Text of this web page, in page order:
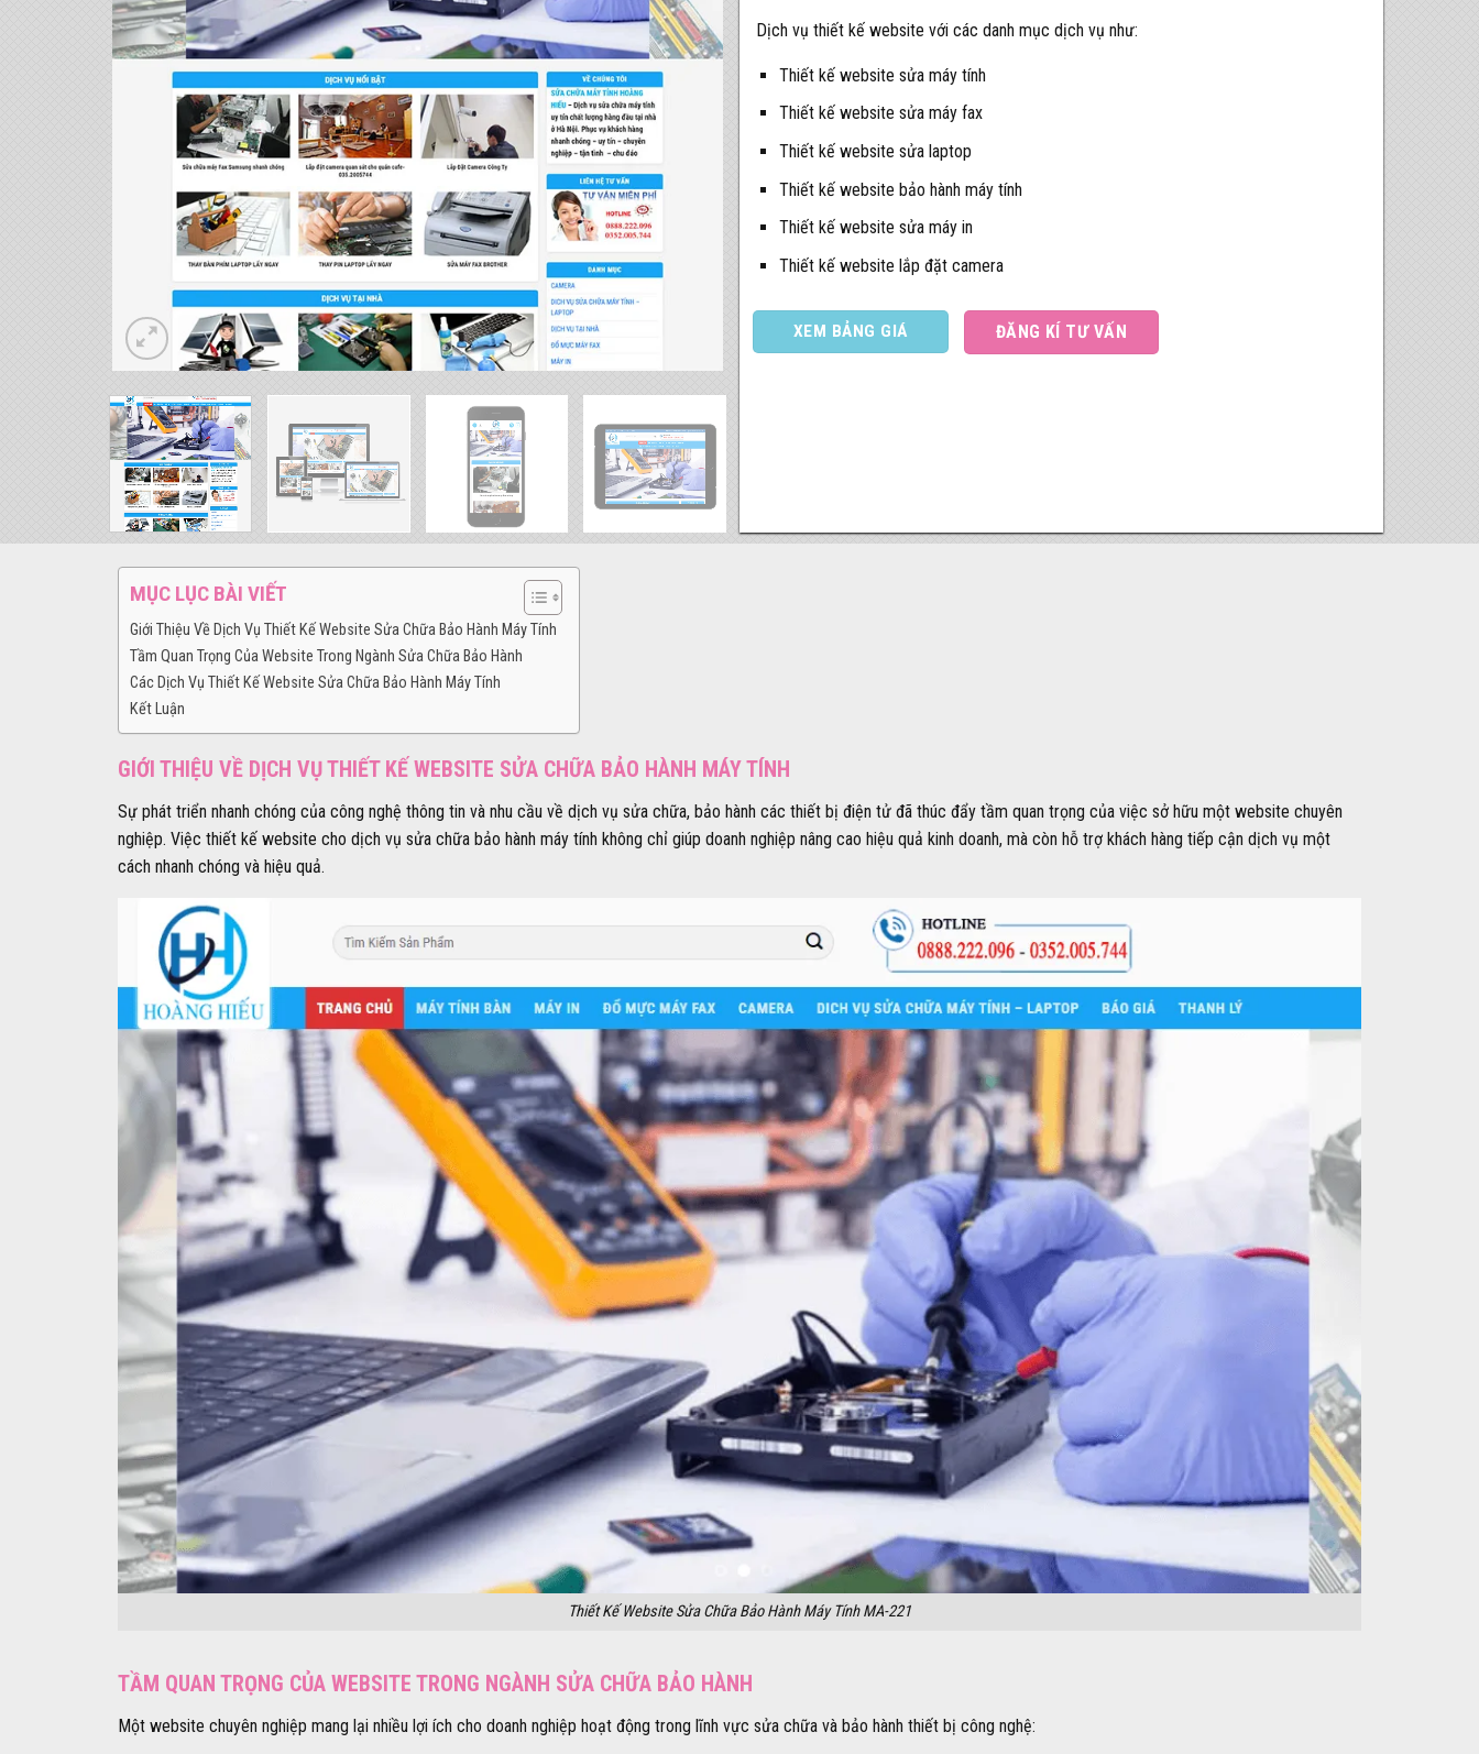
Dịch vụ thiết kế website với các danh mục dịch vụ như:
Thiết kế website sửa máy tính
Thiết kế website sửa máy fax
Thiết kế website sửa laptop
Thiết kế website bảo hành máy tính
Thiết kế website sửa máy in
Thiết kế website lắp đặt camera
XEM BẢNG GIÁ ĐĂNG KÍ TƯ VẤN
MỤC LỤC BÀI VIẾT
Giới Thiệu Về Dịch Vụ Thiết Kế Website Sửa Chữa Bảo Hành Máy Tính
Tầm Quan Trọng Của Website Trong Ngành Sửa Chữa Bảo Hành
Các Dịch Vụ Thiết Kế Website Sửa Chữa Bảo Hành Máy Tính
Kết Luận
GIỚI THIỆU VỀ DỊCH VỤ THIẾT KẾ WEBSITE SỬA CHỮA BẢO HÀNH MÁY TÍNH
Sự phát triển nhanh chóng của công nghệ thông tin và nhu cầu về dịch vụ sửa chữa, bảo hành các thiết bị điện tử đã thúc đẩy tầm quan trọng của việc sở hữu một website chuyên
nghiệp. Việc thiết kế website cho dịch vụ sửa chữa bảo hành máy tính không chỉ giúp doanh nghiệp nâng cao hiệu quả kinh doanh, mà còn hỗ trợ khách hàng tiếp cận dịch vụ một
cách nhanh chóng và hiệu quả.
Thiết Kế Website Sửa Chữa Bảo Hành Máy Tính MA-221
TẦM QUAN TRỌNG CỦA WEBSITE TRONG NGÀNH SỬA CHỮA BẢO HÀNH
Một website chuyên nghiệp mang lại nhiều lợi ích cho doanh nghiệp hoạt động trong lĩnh vực sửa chữa và bảo hành thiết bị công nghệ: